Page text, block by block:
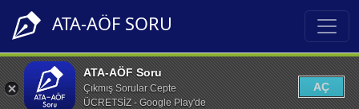
ATA-AÖF SORU
ATA-AÖF Soru
Çıkmış Sorular Cepte
ÜCRETSİZ - Google Play'de
AÇ